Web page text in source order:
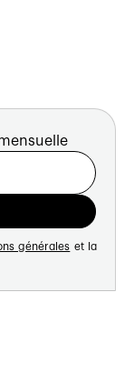
générales et la